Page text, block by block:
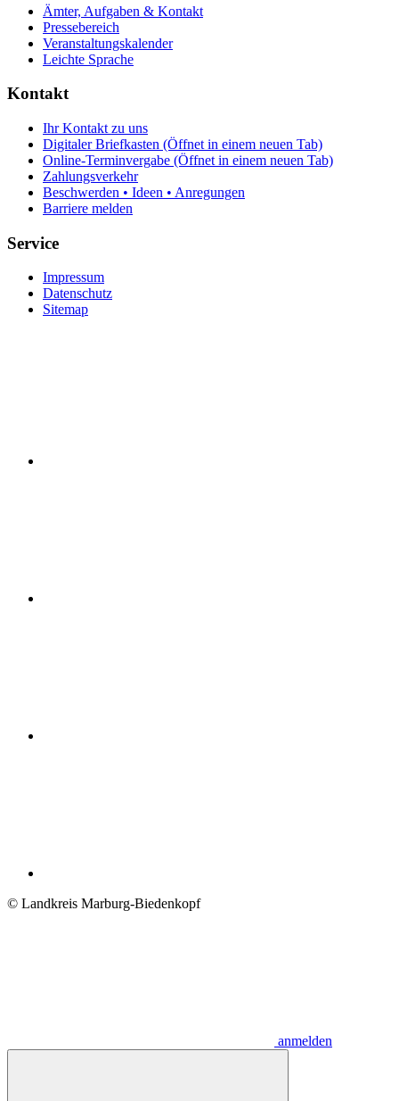
Ämter, Aufgaben & Kontakt
Pressebereich
Veranstaltungskalender
Leichte Sprache
Kontakt
Ihr Kontakt zu uns
Digitaler Briefkasten (Öffnet in einem neuen Tab)
Online-Terminvergabe (Öffnet in einem neuen Tab)
Zahlungsverkehr
Beschwerden • Ideen • Anregungen
Barriere melden
Service
Impressum
Datenschutz
Sitemap
© Landkreis Marburg-Biedenkopf
anmelden